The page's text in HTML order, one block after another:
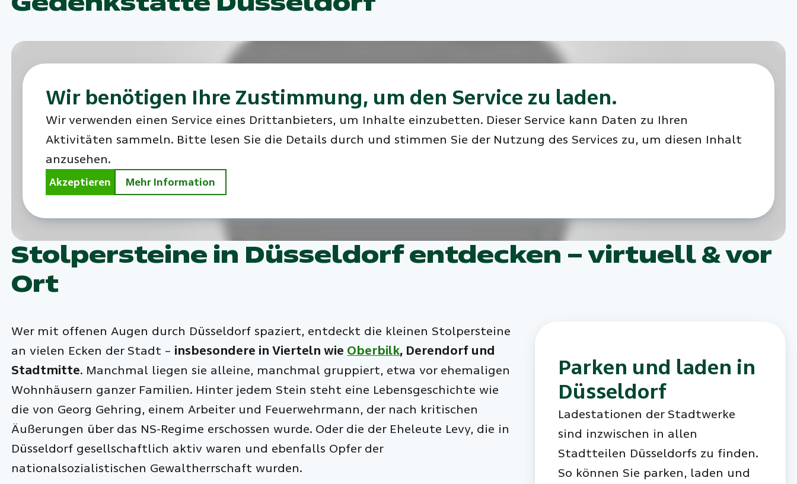
Wir benötigen Ihre Zustimmung, um den Service zu laden.
Wir verwenden einen Service eines Drittanbieters, um Inhalte einzubetten. Dieser Service kann Daten zu Ihren
Aktivitäten sammeln. Bitte lesen Sie die Details durch und stimmen Sie der Nutzung des Services zu, um diesen Inhalt
anzusehen.
Akzeptieren Mehr Information
Stolpersteine in Düsseldorf entdecken – virtuell & vor
Ort
Wer mit offenen Augen durch Düsseldorf spaziert, entdeckt die kleinen Stolpersteine
an vielen Ecken der Stadt – insbesondere in Vierteln wie Oberbilk, Derendorf und
Stadtmitte. Manchmal liegen sie alleine, manchmal gruppiert, etwa vor ehemaligen
Wohnhäusern ganzer Familien. Hinter jedem Stein steht eine Lebensgeschichte wie
die von Georg Gehring, einem Arbeiter und Feuerwehrmann, der nach kritischen
Äußerungen über das NS-Regime erschossen wurde. Oder die der Eheleute Levy, die in
Düsseldorf gesellschaftlich aktiv waren und ebenfalls Opfer der
nationalsozialistischen Gewaltherrschaft wurden.
Parken und laden in
Düsseldorf
Ladestationen der Stadtwerke
sind inzwischen in allen
Stadtteilen Düsseldorfs zu finden.
So können Sie parken, laden und